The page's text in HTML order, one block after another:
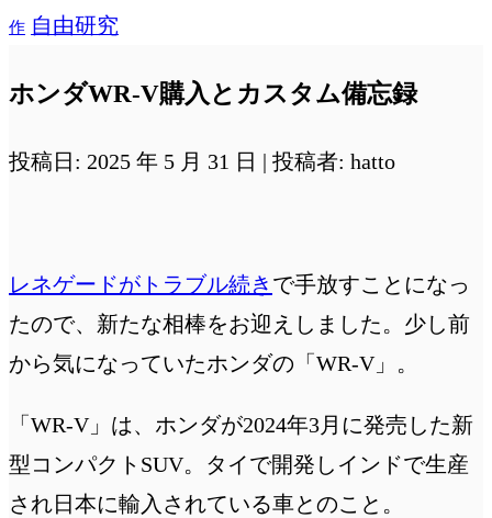
作 自由研究
ホンダWR-V購入とカスタム備忘録
投稿日: 2025 年 5 月 31 日 | 投稿者: hatto
レネゲードがトラブル続き で手放すことになっ
たので、新たな相棒をお迎えしました。少し前
から気になっていたホンダの「WR-V」。
「WR-V」は、ホンダが2024年3月に発売した新
型コンパクトSUV。タイで開発しインドで生産
され日本に輸入されている車とのこと。